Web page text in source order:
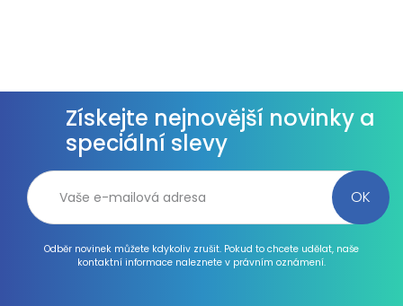
Získejte nejnovější novinky a
speciální slevy
Odběr novinek můžete kdykoliv zrušit. Pokud to chcete udělat, naše
kontaktní informace naleznete v právním oznámení.